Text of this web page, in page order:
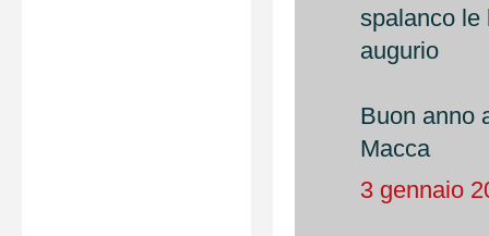
spalanco le
augurio
Buon anno
Macca
3 gennaio